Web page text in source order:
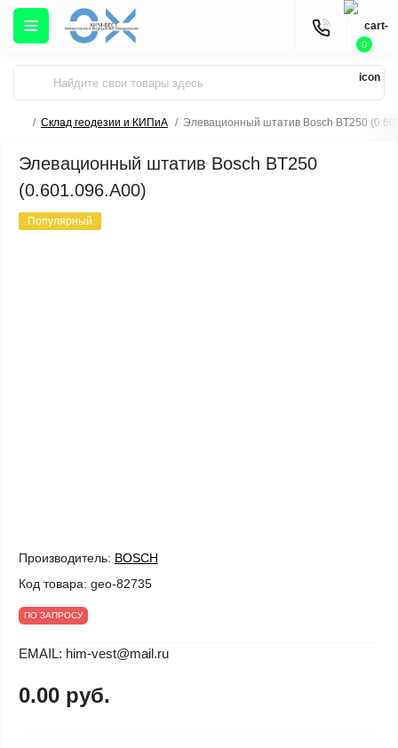
0
Склад геодезии и КИПиА Элевационный штатив Bosch BT250
Элевационный штатив Bosch BT250
(0.601.096.A00)
Популярный
Производитель: BOSCH
Код товара: geo-82735
ПО ЗАПРОСУ
EMAIL: him-vest@mail.ru
0.00 руб.